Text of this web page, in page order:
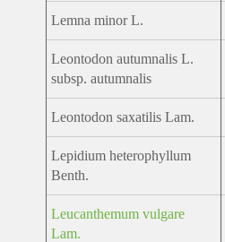
Lemna minor L.
Leontodon autumnalis L.
subsp. autumnalis
Leontodon saxatilis Lam.
Lepidium heterophyllum
Benth.
Leucanthemum vulgare
Lam.